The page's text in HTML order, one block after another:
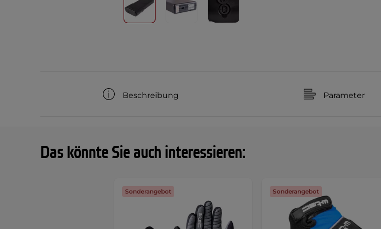
Beschreibung Parameter
Das könnte Sie auch interessieren:
Sonderangebot Sonderangebot